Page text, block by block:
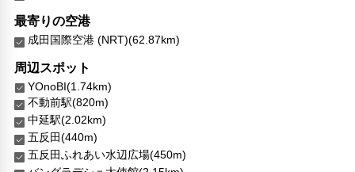
最寄りの空港
成田国際空港 (NRT)(62.87km)
周辺スポット
YOnoBI(1.74km)
不動前駅(820m)
中延駅(2.02km)
五反田(440m)
五反田ふれあい水辺広場(450m)